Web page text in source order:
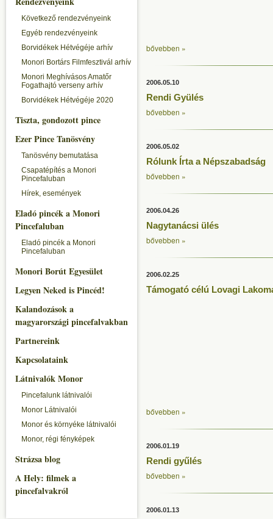
Következő rendezvényeink
Egyéb rendezvényeink
Borvidékek Hétvégéje arhív
Monori Bortárs Filmfesztivál arhív
Monori Meghívásos Amatőr
Fogathajtó verseny arhív
Borvidékek Hétvégéje 2020
Tiszta, gondozott pince
Ezer Pince Tanösvény
Tanösvény bemutatása
Csapatépítés a Monori
Pincefaluban
Hírek, események
Eladó pincék a Monori
Pincefaluban
Eladó pincék a Monori
Pincefaluban
Monori Borút Egyesület
Legyen Neked is Pincéd!
Kalandozások a
magyarországi pincefalvakban
Partnereink
Kapcsolataink
Látnivalók Monor
Pincefalunk látnivalói
Monor Látnivalói
Monor és környéke látnivalói
Monor, régi fényképek
Strázsa blog
A Hely: filmek a
pincefalvakról
bővebben »
2006.05.10
Rendi Gyülés
bővebben »
2006.05.02
Rólunk Írta a Népszabadság
bővebben »
2006.04.26
Nagytanácsi ülés
bővebben »
2006.02.25
Támogató célú Lovagi
bővebben »
2006.01.19
Rendi gyűlés
bővebben »
2006.01.13